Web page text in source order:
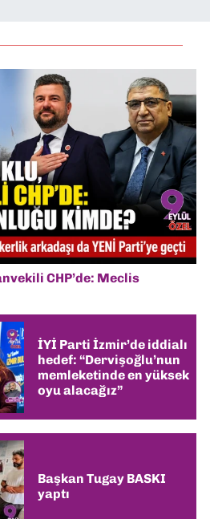
CHP’de: Meclis
İYİ Parti İzmir’de iddialı
hedef: “Dervişoğlu’nun
memleketinde en yüksek
oyu alacağız”
Başkan Tugay BASKI
yaptı